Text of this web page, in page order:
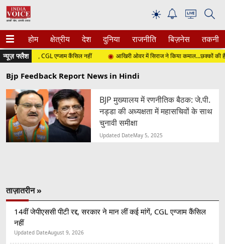
☀
होम क्षेत्रीय देश दुनिया राजनीति बिज़नेस तकनीक
न्यूज़ फ्लैश
लीं कई मांगें, CGL एग्जाम कैंसिल नहीं आखिरी ओवर में सिराज ने किया कमाल...छक्कों की
Bjp Feedback Report News in Hindi
BJP मुख्यालय में रणनीतिक बैठक: जे.पी.
नड्डा की अध्यक्षता में महासचिवों के साथ
चुनावी समीक्षा
Updated DateMay 5, 2025
ताज़ातरीन »
14वीं जेपीएससी पीटी रद्द, सरकार ने मान लीं कई मांगें, CGL एग्जाम कैंसिल
नहीं
Updated DateAugust 9, 2026